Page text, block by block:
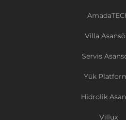
Villa
Servis
Yük
Hidrolik
Villux